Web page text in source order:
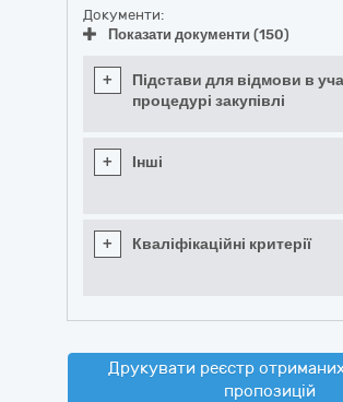
Документи:
Показати документи (150)
+
Підстави для відмови в
процедурі закупівлі
+ Інші
+ Кваліфікаційні критерії
Друкувати реєстр
пропозицій